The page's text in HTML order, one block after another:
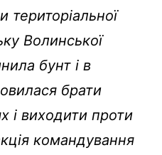
територіальної
Волинської
бунт і в
брати
і виходити проти
командування